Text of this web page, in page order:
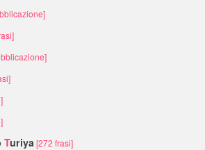
Turiya [272 frasi]